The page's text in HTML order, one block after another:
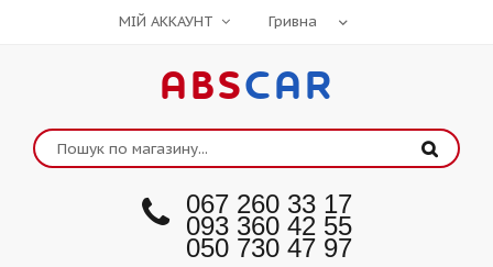
МІЙ АККАУНТ
ABSCAR
067 260 33 17
093 360 42 55
050 730 47 97